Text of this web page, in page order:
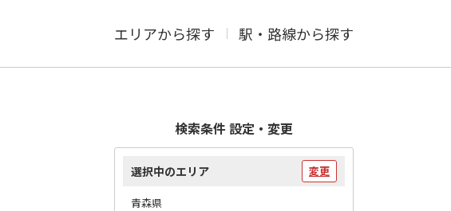
エリアから探す 駅・路線から探す
検索条件 設定・変更
選択中のエリア 変更
青森県